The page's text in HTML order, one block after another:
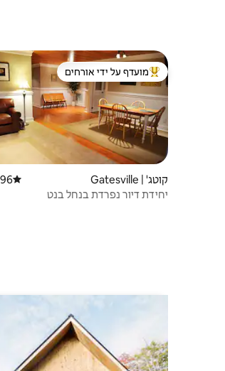
מוביל בקרב נכסים מועדפים על ידי
מועדף על ידי אורחים
קוטג' | Gatesville דירוג
יחידת דיור נפרדת בנחל בנט